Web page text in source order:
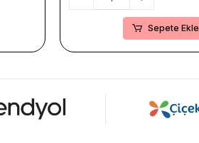
Sepete Ekle